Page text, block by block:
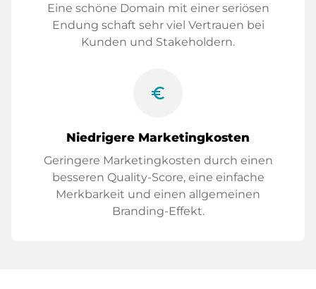
Eine schöne Domain mit einer seriösen
Endung schaft sehr viel Vertrauen bei
Kunden und Stakeholdern.
euro_symbol
Niedrigere Marketingkosten
Geringere Marketingkosten durch einen
besseren Quality-Score, eine einfache
Merkbarkeit und einen allgemeinen
Branding-Effekt.